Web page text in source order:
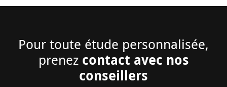
Pour toute étude personnalisée,
prenez contact avec nos
conseillers